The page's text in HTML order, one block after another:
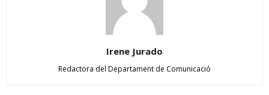
Irene Jurado
Redactora del Departament de Comunicació